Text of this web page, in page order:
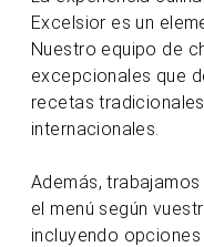
Excelsior es un
Nuestro equipo de
excepcionales que
recetas
internacionales.
Además,
el menú según
incluyendo